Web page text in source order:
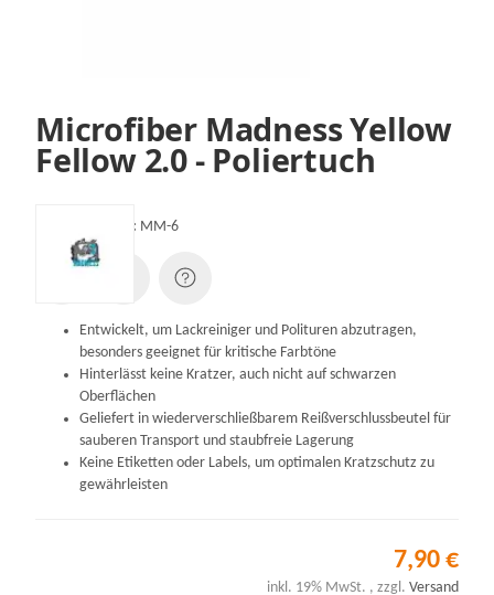
Microfiber Madness Yellow
Fellow 2.0 - Poliertuch
Artikelnummer: MM-6
Entwickelt, um Lackreiniger und Polituren abzutragen,
besonders geeignet für kritische Farbtöne
Hinterlässt keine Kratzer, auch nicht auf schwarzen
Oberflächen
Geliefert in wiederverschließbarem Reißverschlussbeutel für
sauberen Transport und staubfreie Lagerung
Keine Etiketten oder Labels, um optimalen Kratzschutz zu
gewährleisten
7,90 €
inkl. 19% MwSt. , zzgl. Versand